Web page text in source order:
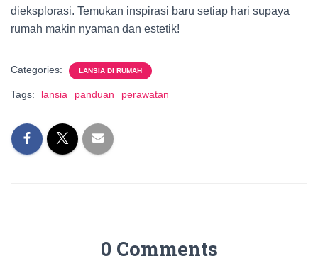
dieksplorasi. Temukan inspirasi baru setiap hari supaya
rumah makin nyaman dan estetik!
Categories: LANSIA DI RUMAH
Tags: lansia panduan perawatan
0 Comments